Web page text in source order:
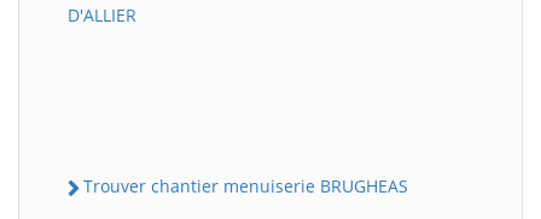
D'ALLIER
Trouver chantier menuiserie BRUGHEAS